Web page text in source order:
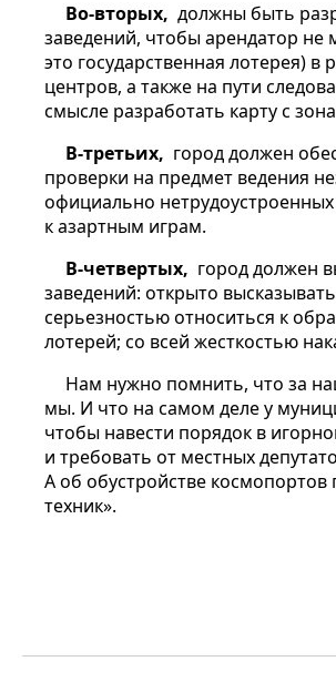
Во-вторых, должны быть
заведений, чтобы арендатор не
это государственная лотерея)
центров, а также на пути
смысле разработать карту с
В-третьих, город должен
проверки на предмет ведения
официально
к азартным играм.
В-четвертых, город должен
заведений: открыто
серьезностью относиться к
лотерей; со всей жесткостью
Нам нужно помнить, что за
мы. И что на самом деле у
чтобы навести порядок в
и требовать от местных
А об обустройстве
техник».